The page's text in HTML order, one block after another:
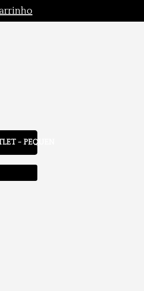
- PEQUENOS DEFEITOS